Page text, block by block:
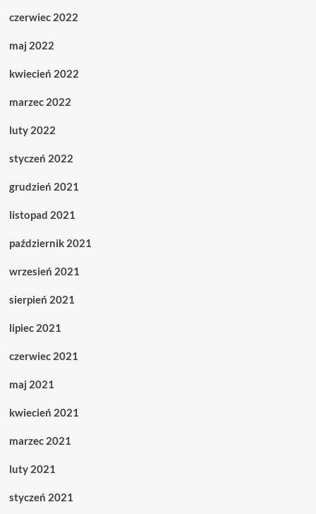
czerwiec 2022
maj 2022
kwiecień 2022
marzec 2022
luty 2022
styczeń 2022
grudzień 2021
listopad 2021
październik 2021
wrzesień 2021
sierpień 2021
lipiec 2021
czerwiec 2021
maj 2021
kwiecień 2021
marzec 2021
luty 2021
styczeń 2021